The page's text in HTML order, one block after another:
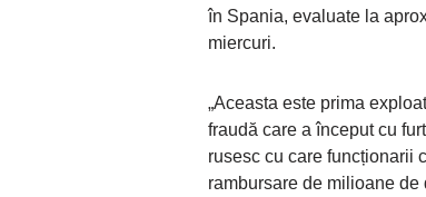
în Spania, evaluate la
miercuri.
„Aceasta este prima
fraudă care a început cu
rusesc cu care funcționarii
rambursare de milioane de